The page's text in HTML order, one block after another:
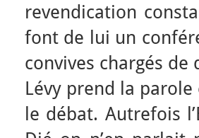
revendication
font de lui un
convives chargés de
Lévy prend la
le débat. Autrefois